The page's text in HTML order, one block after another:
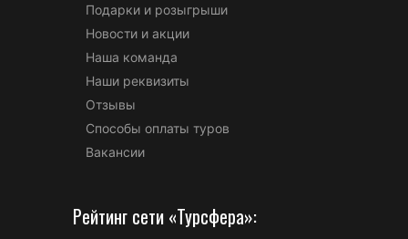
Подарки и розыгрыши
Новости и акции
Наша команда
Наши реквизиты
Отзывы
Способы оплаты туров
Вакансии
Рейтинг сети «Турсфера»: